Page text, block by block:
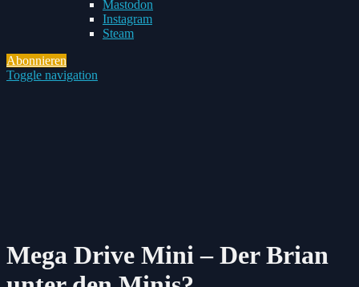
Mastodon
Instagram
Steam
Abonnieren
Toggle navigation
Mega Drive Mini – Der Brian